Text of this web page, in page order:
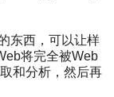
东西，可以让样
将完全被Web
和分析，然后再